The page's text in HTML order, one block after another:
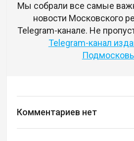
Мы собрали все самые
новости Московского
Telegram-канале. Не
Telegram-канал
Комментариев нет